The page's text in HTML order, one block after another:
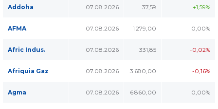
Addoha 07.08.2026 37,59 +1,59%
AFMA 07.08.2026 1 279,00 0,00%
Afric Indus. 07.08.2026 331,85 -0,02%
Afriquia Gaz 07.08.2026 3 680,00 -0,16%
Agma 07.08.2026 6 860,00 0,00%